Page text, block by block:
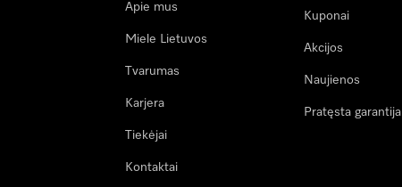
Apie mus
Miele Lietuvos
Tvarumas
Karjera
Tiekėjai
Kontaktai
Kuponai
Akcijos
Naujienos
Pratęsta garantija